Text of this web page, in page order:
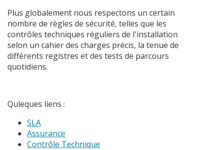
Plus globalement nous respectons un certain
nombre de règles de sécurité, telles que les
contrôles techniques réguliers de l'installation
selon un cahier des charges précis, la tenue de
différents registres et des tests de parcours
quotidiens.
Quleques liens :
SLA
Assurance
Contrôle Technique